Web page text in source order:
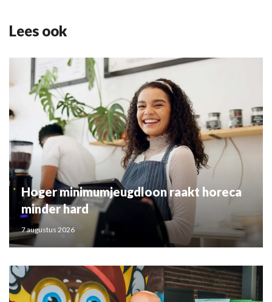
Lees ook
Hoger minimumjeugdloon raakt horeca
minder hard
7 augustus 2026